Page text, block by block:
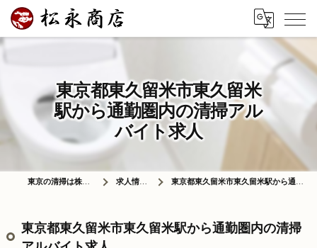
東京都東久留米市東久留米
駅から通勤圏内の清掃アル
バイト求人
東京の清掃は株式会社松永商店 求人情報ブログ 東京都東久留米市東久留米駅から通勤圏内の清掃アルバイト求人
東京都東久留米市東久留米駅から通勤圏内の清掃